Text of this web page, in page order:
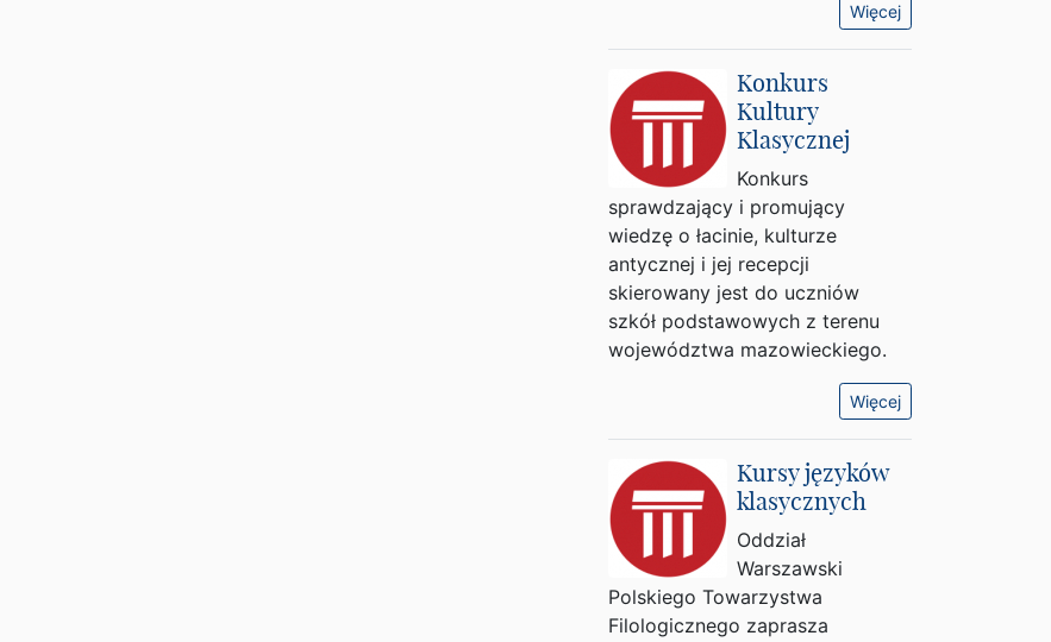
Więcej
Konkurs
Kultury
Klasycznej
Konkurs
sprawdzający i promujący
wiedzę o łacinie, kulturze
antycznej i jej recepcji
skierowany jest do uczniów
szkół podstawowych z terenu
województwa mazowieckiego.
Więcej
Kursy języków
klasycznych
Oddział
Warszawski
Polskiego Towarzystwa
Filologicznego zaprasza